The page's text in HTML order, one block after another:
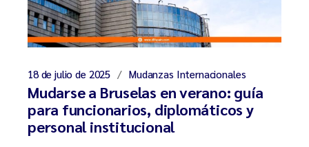
18 de julio de 2025 Mudanzas Internacionales
Mudarse a Bruselas en verano: guía
para funcionarios, diplomáticos y
personal institucional